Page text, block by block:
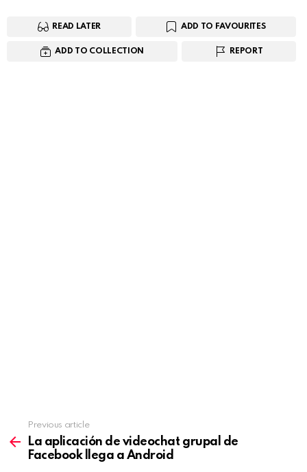
READ LATER ADD TO FAVOURITES
ADD TO COLLECTION REPORT
more
Previous article
La aplicación de videochat grupal de
Facebook llega a Android